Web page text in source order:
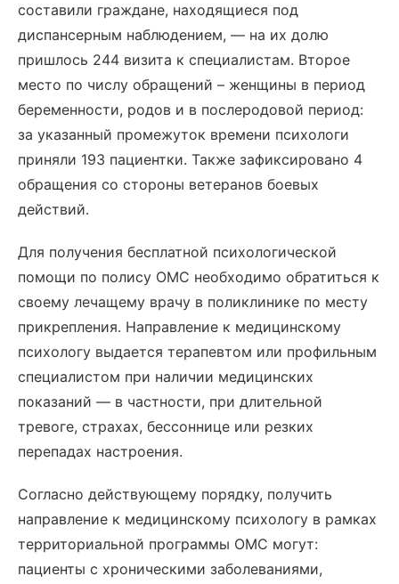
составили граждане, находящиеся под
диспансерным наблюдением, — на их долю
пришлось 244 визита к специалистам. Второе
место по числу обращений – женщины в период
беременности, родов и в послеродовой период:
за указанный промежуток времени психологи
приняли 193 пациентки. Также зафиксировано 4
обращения со стороны ветеранов боевых
действий.
Для получения бесплатной психологической
помощи по полису ОМС необходимо обратиться к
своему лечащему врачу в поликлинике по месту
прикрепления. Направление к медицинскому
психологу выдается терапевтом или профильным
специалистом при наличии медицинских
показаний — в частности, при длительной
тревоге, страхах, бессоннице или резких
перепадах настроения.
Согласно действующему порядку, получить
направление к медицинскому психологу в рамках
территориальной программы ОМС могут:
пациенты с хроническими заболеваниями,